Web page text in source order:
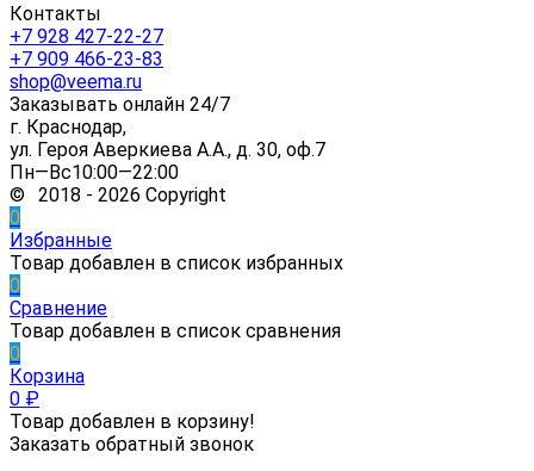
Контакты
+7 928 427-22-27
+7 909 466-23-83
shop@veema.ru
Заказывать онлайн 24/7
г. Краснодар,
ул. Героя Аверкиева А.А., д. 30, оф.7
Пн—Вс10:00—22:00
© 2018 - 2026 Copyright
0
Избранные
Товар добавлен в список избранных
0
Сравнение
Товар добавлен в список сравнения
0
Корзина
0 ₽
Товар добавлен в корзину!
Заказать обратный звонок